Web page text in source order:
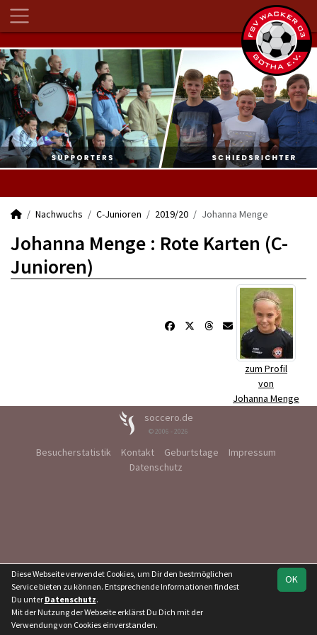
Nachwuchs C-Junioren 2019/20 Johanna Menge
Johanna Menge : Rote Karten (C-
Junioren)
zum Profil
von
Johanna Menge
soccero.de
© 2006 - 2026
Besucherstatistik Kontakt Geburtstage
Impressum
Datenschutz
OK
Diese Webseite verwendet Cookies, um Dir den bestmöglichen
Service bieten zu können. Entsprechende Informationen findest
Du unter Datenschutz.
Mit der Nutzung der Webseite erklärst Du Dich mit der
Verwendung von Cookies einverstanden.